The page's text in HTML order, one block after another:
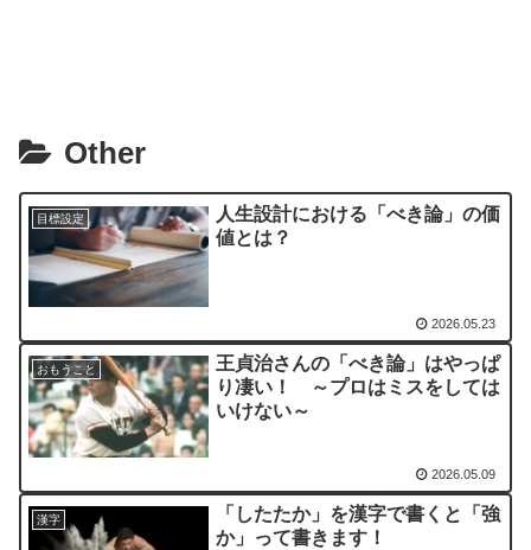
Other
目標設定
人生設計における「べき論」の価
値とは？
2026.05.23
おもうこと
王貞治さんの「べき論」はやっぱ
り凄い！ ～プロはミスをしては
いけない～
2026.05.09
漢字
「したたか」を漢字で書くと「強
か」って書きます！